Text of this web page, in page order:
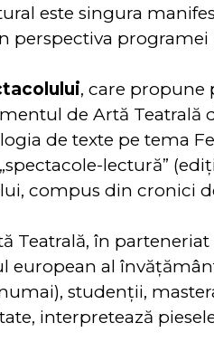
este singura
perspectiva
, care propune
de Artă Teatrală
de texte pe tema
lectură”
compus din cronici
Teatrală, în
european al
studenții,
interpretează